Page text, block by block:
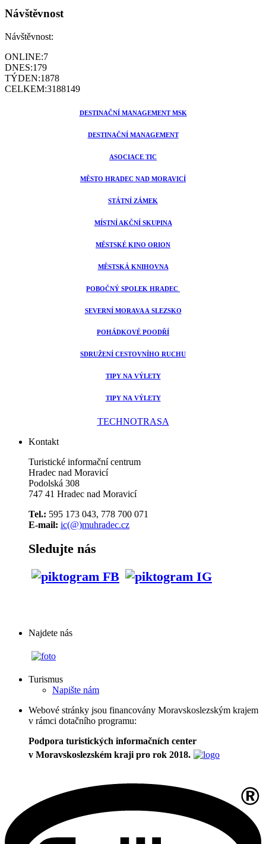
Návštěvnost
Návštěvnost:
ONLINE:7
DNES:179
TÝDEN:1878
CELKEM:3188149
DESTINAČNÍ MANAGEMENT MSK
DESTINAČNÍ MANAGEMENT
ASOCIACE TIC
MĚSTO HRADEC NAD MORAVICÍ
STÁTNÍ ZÁMEK
MÍSTNÍ AKČNÍ SKUPINA
MĚSTSKÉ KINO ORION
MĚSTSKÁ KNIHOVNA
POBOČNÝ SPOLEK HRADEC
SEVERNÍ MORAVA A SLEZSKO
POHÁDKOVÉ POODŘÍ
SDRUŽENÍ CESTOVNÍHO RUCHU
TIPY NA VÝLETY
TIPY NA VÝLETY
TECHNOTRASA
Kontakt
Turistické informační centrum
Hradec nad Moravicí
Podolská 308
747 41 Hradec nad Moravicí
Tel.: 595 173 043, 778 700 071
E-mail: ic(@)muhradec.cz
Sledujte nás
Najdete nás
Turismus
Napište nám
Webové stránky jsou financovány Moravskoslezským krajem
v rámci dotačního programu:
Podpora turistických informačních center
v Moravskoslezském kraji pro rok 2018.